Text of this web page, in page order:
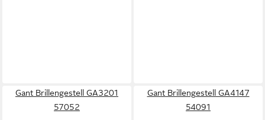
Gant Brillengestell GA3201
57052
Gant Brillengestell GA4147
54091